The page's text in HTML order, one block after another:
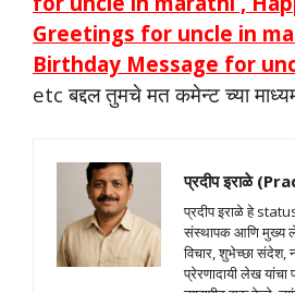
Greetings for uncle in
Birthday Message for
etc बद्दल तुमचे मत कमेन्ट च्या
प्रदीप इराळे
प्रदीप इराळे हे
संस्थापक आणि मुख्य
विचार, शुभेच्छा संदेश,
प्रेरणादायी लेख यांचा